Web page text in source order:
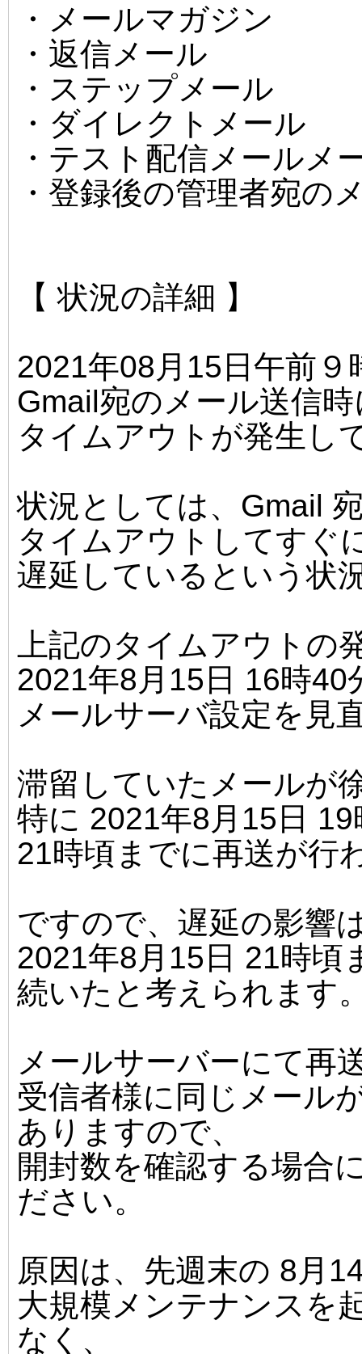
・メールマガジン
・返信メール
・ステップメール
・ダイレクトメール
・テスト配信メールメ
・登録後の管理者宛の
【 状況の詳細 】
2021年08月15日午前９
Gmail宛のメール送信
タイムアウトが発生し
状況としては、Gmail
タイムアウトしてすぐ
遅延しているという状
上記のタイムアウトの
2021年8月15日 16時
メールサーバ設定を見
滞留していたメールが
特に 2021年8月15日
21時頃までに再送が行
ですので、遅延の影響
2021年8月15日 21時頃
続いたと考えられます
メールサーバーにて再
受信者様に同じメール
ありますので、
開封数を確認する場合
ださい。
原因は、先週末の 8月
大規模メンテナンスを
なく、